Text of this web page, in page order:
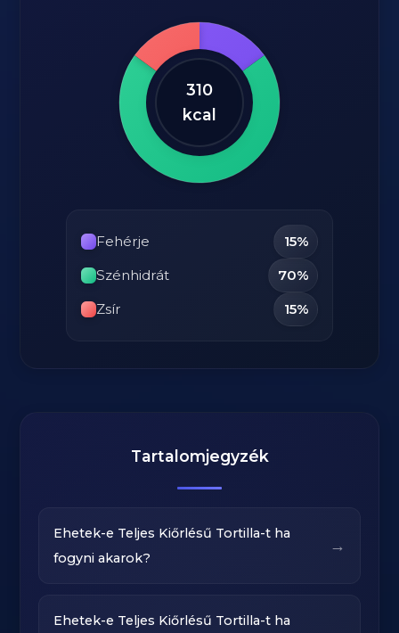
310
kcal
Fehérje
15%
Szénhidrát
70%
Zsír
15%
Tartalomjegyzék
Ehetek-e Teljes Kiőrlésű Tortilla-t ha
fogyni akarok?
→
Ehetek-e Teljes Kiőrlésű Tortilla-t ha